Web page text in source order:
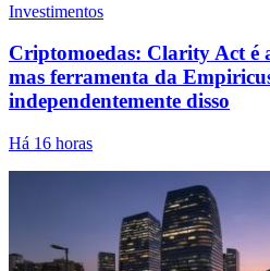
Investimentos
Criptomoedas: Clarity Act é
mas ferramenta da
independentemente disso
Há 16 horas